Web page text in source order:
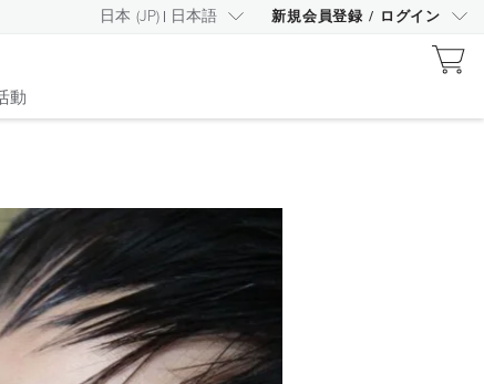
日本 (JP) 日本語 新規会員登録 / ログイン
動